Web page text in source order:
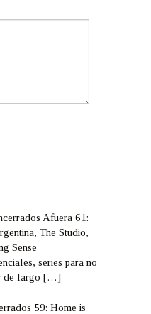
Afuera 61:
The Studio,
Sense
series para no
de largo[…]
59: Home is